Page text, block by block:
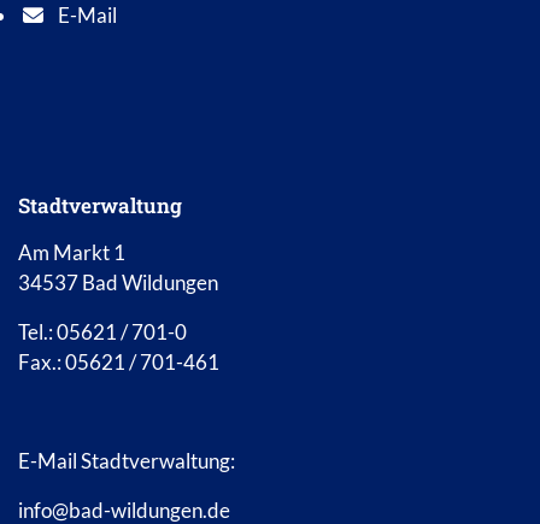
E-Mail
E-Mail Adresse: info@bad-wildungen.de
Stadtverwaltung
Am Markt 1
34537 Bad Wildungen
Tel.: 05621 / 701-0
Fax.: 05621 / 701-461
E-Mail Stadtverwaltung:
info@bad-wildungen.de